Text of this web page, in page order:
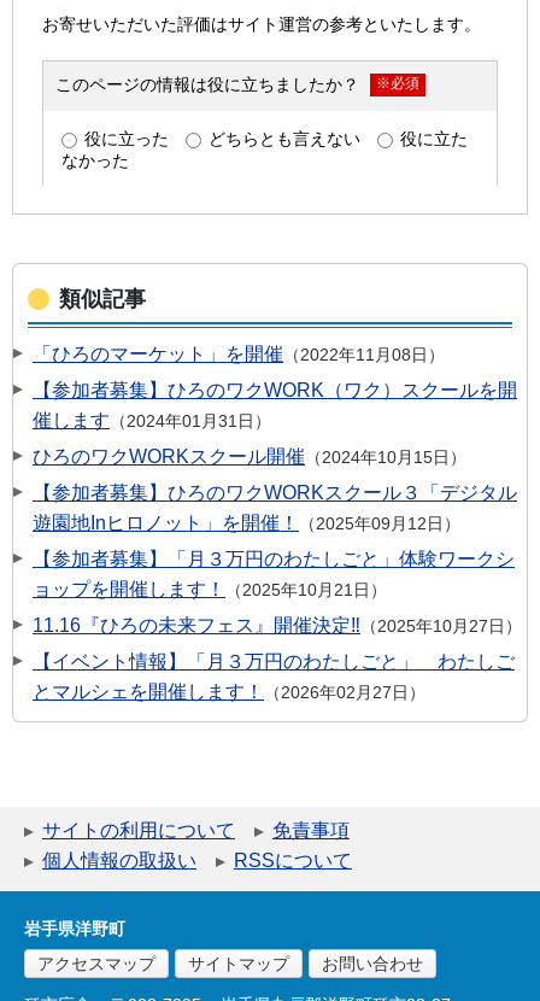
類似記事
「ひろのマーケット」を開催 2022年11月08日
【参加者募集】ひろのワクWORK（ワク）スクールを開
催します
2024年01月31日
ひろのワクWORKスクール開催 2024年10月15日
【参加者募集】ひろのワクWORKスクール３「デジタル
遊園地Inヒロノット」を開催！
2025年09月12日
【参加者募集】「月３万円のわたしごと」体験ワークシ
ョップを開催します！
2025年10月21日
11.16『ひろの未来フェス』開催決定‼ 2025年10月27日
【イベント情報】「月３万円のわたしごと」 わたしご
とマルシェを開催します！
2026年02月27日
サイトの利用について
免責事項
個人情報の取扱い
RSSについて
岩手県洋野町
アクセスマップ
サイトマップ お問い合わせ